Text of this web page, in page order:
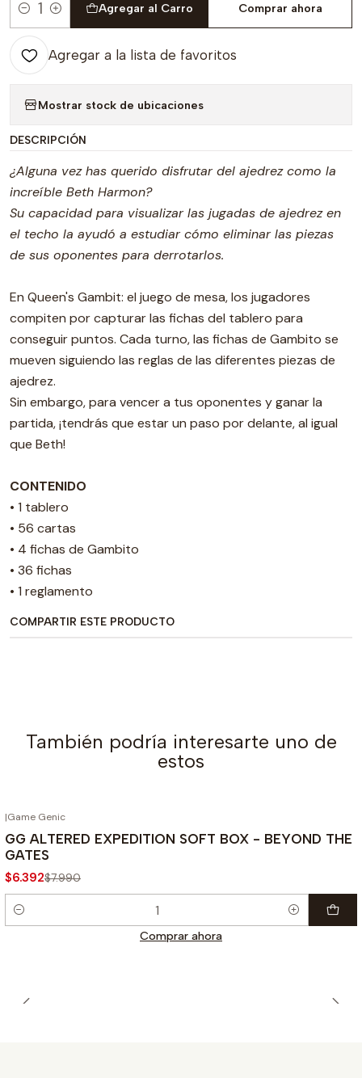
Cantidad
Agregar al Carro Comprar ahora
Agregar a la lista de favoritos
Mostrar stock de ubicaciones
DESCRIPCIÓN
¿Alguna vez has querido disfrutar del ajedrez como la
increíble Beth Harmon?
Su capacidad para visualizar las jugadas de ajedrez en
el techo la ayudó a estudiar cómo eliminar las piezas
de sus oponentes para derrotarlos.
En Queen's Gambit: el juego de mesa, los jugadores
compiten por capturar las fichas del tablero para
conseguir puntos. Cada turno, las fichas de Gambito se
mueven siguiendo las reglas de las diferentes piezas de
ajedrez.
Sin embargo, para vencer a tus oponentes y ganar la
partida, ¡tendrás que estar un paso por delante, al igual
que Beth!
CONTENIDO
• 1 tablero
• 56 cartas
• 4 fichas de Gambito
• 36 fichas
• 1 reglamento
COMPARTIR ESTE PRODUCTO
También podría interesarte uno de
estos
-20%
|Game Genic
GG ALTERED EXPEDITION SOFT BOX - BEYOND THE
GATES
$6.392$7.990
Cantidad
Comprar ahora